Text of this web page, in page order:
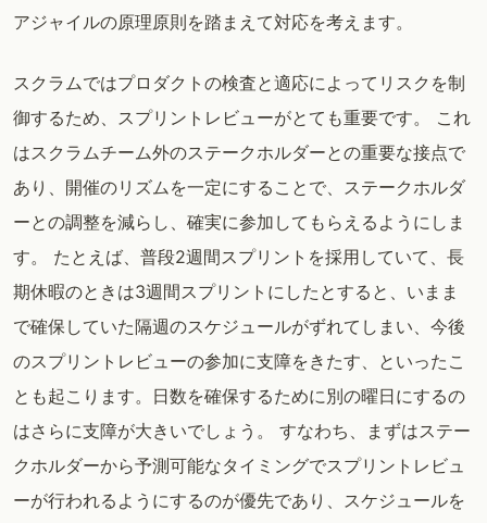
アジャイルの原理原則を踏まえて対応を考えます。
スクラムではプロダクトの検査と適応によってリスクを制
御するため、スプリントレビューがとても重要です。 これ
はスクラムチーム外のステークホルダーとの重要な接点で
あり、開催のリズムを一定にすることで、ステークホルダ
ーとの調整を減らし、確実に参加してもらえるようにしま
す。 たとえば、普段2週間スプリントを採用していて、長
期休暇のときは3週間スプリントにしたとすると、いまま
で確保していた隔週のスケジュールがずれてしまい、今後
のスプリントレビューの参加に支障をきたす、といったこ
とも起こります。日数を確保するために別の曜日にするの
はさらに支障が大きいでしょう。 すなわち、まずはステー
クホルダーから予測可能なタイミングでスプリントレビュ
ーが行われるようにするのが優先であり、スケジュールを